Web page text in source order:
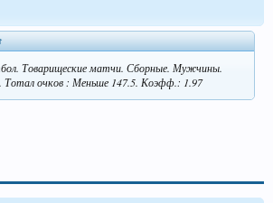
↑
Товарищеские матчи. Сборные. Мужчины.
Тотал очков : Меньше 147.5. Коэфф.: 1.97